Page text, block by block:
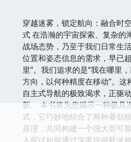
穿越迷雾，锁定航向：融合时
式 在浩瀚的宇宙探索、复杂的
战场态势，乃至于我们日常生
位置和姿态信息的需求，早已
里”。我们追求的是“我在哪里
方向，以何种精度在移动”。这
自主式导航的极致渴求，正驱
新。 本书将为您揭示一种极具
式，它巧妙地结合了两种看似
原理，共同构建一个强大而可